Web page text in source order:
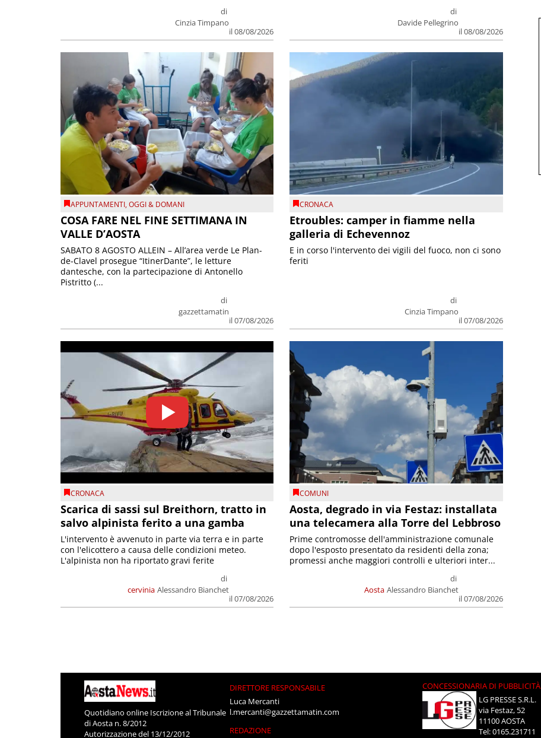
di
Cinzia Timpano
il 08/08/2026
di
Davide Pellegrino
il 08/08/2026
APPUNTAMENTI,OGGI & DOMANI
COSA FARE NEL FINE SETTIMANA IN
VALLE D’AOSTA
di
gazzettamatin
il 07/08/2026
SABATO 8 AGOSTO ALLEIN – All’area verde Le Plan-
de-Clavel prosegue “ItinerDante”, le letture
dantesche, con la partecipazione di Antonello
Pistritto (...
CRONACA
Etroubles: camper in fiamme nella
galleria di Echevennoz
di
Cinzia Timpano
il 07/08/2026
E in corso l'intervento dei vigili del fuoco, non ci sono
feriti
CRONACA
Scarica di sassi sul Breithorn, tratto in
salvo alpinista ferito a una gamba
cervinia
di
Alessandro Bianchet
il 07/08/2026
L'intervento è avvenuto in parte via terra e in parte
con l'elicottero a causa delle condizioni meteo.
L'alpinista non ha riportato gravi ferite
COMUNI
Aosta, degrado in via Festaz: installata
una telecamera alla Torre del Lebbroso
Aosta
di
Alessandro Bianchet
il 07/08/2026
Prime contromosse dell'amministrazione comunale
dopo l'esposto presentato da residenti della zona;
promessi anche maggiori controlli e ulteriori inter...
Quotidiano online Iscrizione al Tribunale
di Aosta n. 8/2012
Autorizzazione del 13/12/2012
DIRETTORE RESPONSABILE
Luca Mercanti
l.mercanti@gazzettamatin.com
REDAZIONE
CONCESSIONARIA DI PUBBLICITÀ
LG PRESSE S.R.L.
via Festaz, 52
11100 AOSTA
Tel: 0165.231711